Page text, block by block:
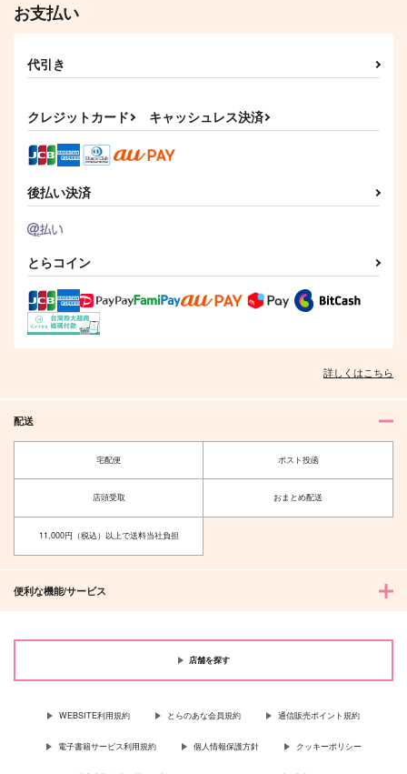
サンプル
ヒプノシスマイク
碧棺左馬刻×山田一郎
サンプル
碧棺左馬刻×白膠木簓
おやすみ◯◯◯くん
629 （税込）
ヒプノシスマイク
お支払い
代引き
クレジットカード キャッシュレス決済
後払い決済
とらコイン
詳しくはこちら
配送
宅配便 ポスト投函
店頭受取 おまとめ配送
11,000円（税込）以上で送料当社負担
便利な機能/サービス
店舗を探す
WEBSITE利用規約 とらのあな会員規約 通信販売ポイント規約
電子書籍サービス利用規約 個人情報保護方針 クッキーポリシー